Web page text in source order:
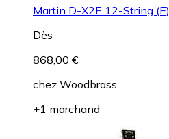
Martin D-X2E 12-String (E)
Dès
868,00 €
chez Woodbrass
+1 marchand